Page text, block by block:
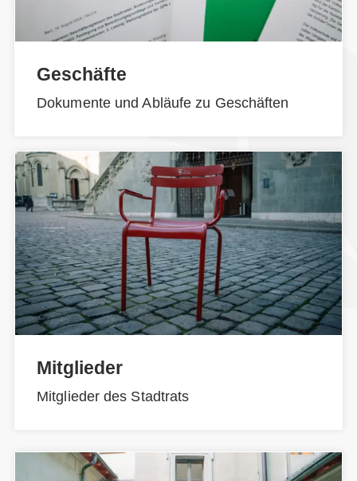
Geschäfte
Dokumente und Abläufe zu Geschäften
Mitglieder
Mitglieder des Stadtrats